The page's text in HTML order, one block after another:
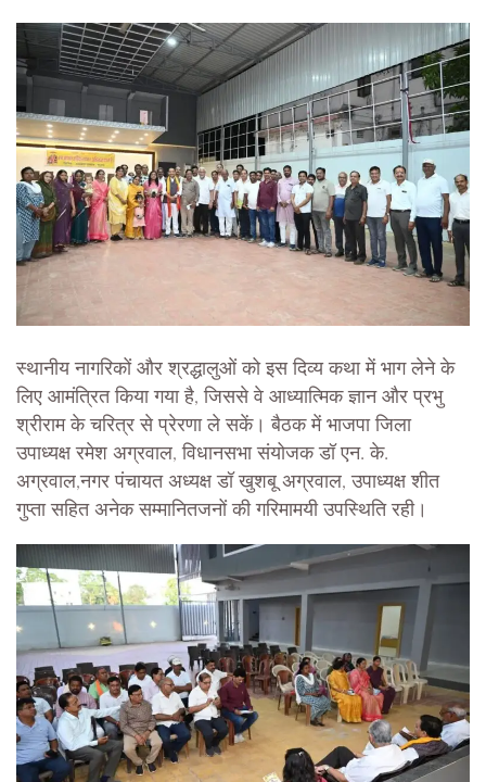
स्थानीय नागरिकों और श्रद्धालुओं को इस दिव्य कथा में भाग लेने के
लिए आमंत्रित किया गया है, जिससे वे आध्यात्मिक ज्ञान और प्रभु
श्रीराम के चरित्र से प्रेरणा ले सकें। बैठक में भाजपा जिला
उपाध्यक्ष रमेश अग्रवाल, विधानसभा संयोजक डॉ एन. के.
अग्रवाल,नगर पंचायत अध्यक्ष डॉ खुशबू अग्रवाल, उपाध्यक्ष शीत
गुप्ता सहित अनेक सम्मानितजनों की गरिमामयी उपस्थिति रही।